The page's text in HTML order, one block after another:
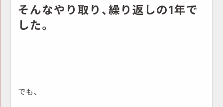
そんなやり取り、繰り返しの1年で
した。
でも、